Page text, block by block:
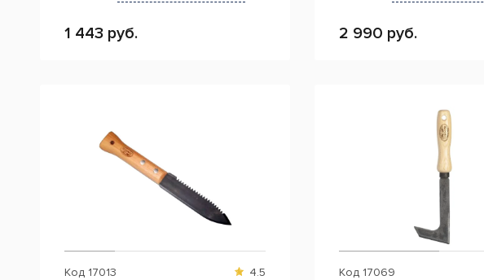
1 443 руб. 2 990 руб.
Код 17013 4.5 Код 17069